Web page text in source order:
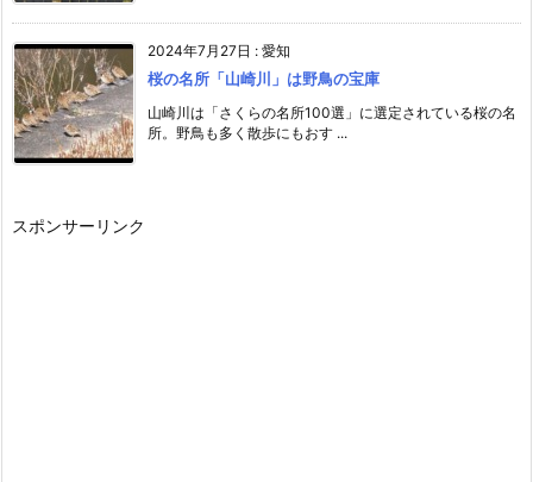
2024年7月27日 : 愛知
桜の名所「山崎川」は野鳥の宝庫
山崎川は「さくらの名所100選」に選定されている桜の名
所。野鳥も多く散歩にもおす ...
スポンサーリンク